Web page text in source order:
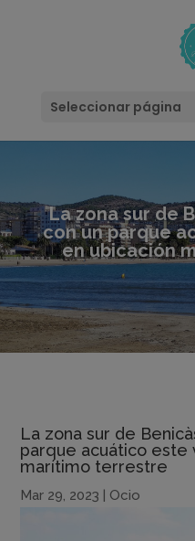
Seleccionar página
La zona sur de
con un parque
en ubicación
La zona sur de
parque acuático este
marítimo terrestre
Mar 29, 2023 | Ocio